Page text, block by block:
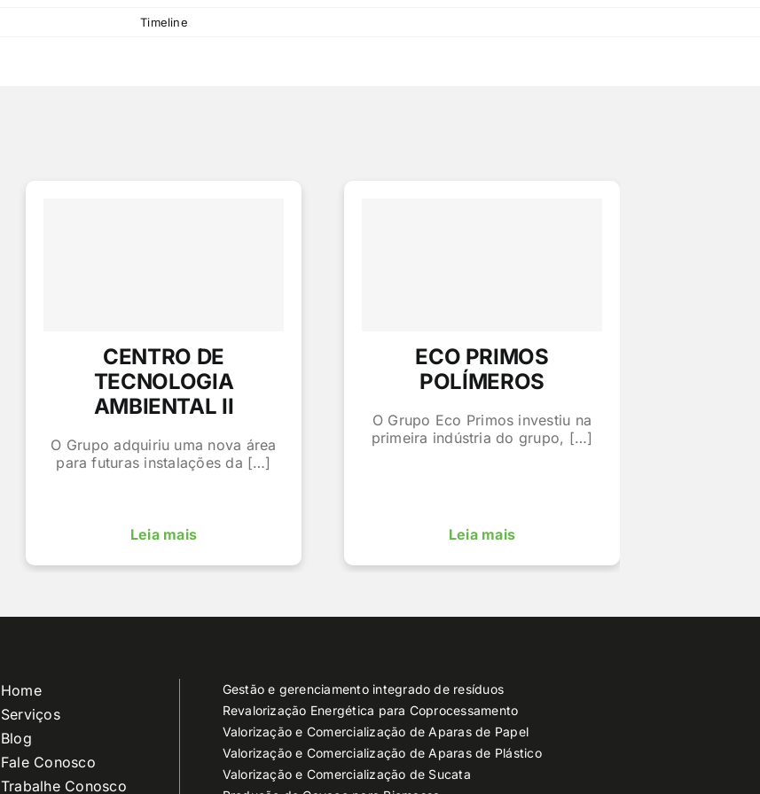
Timeline
CENTRO DE
TECNOLOGIA
AMBIENTAL II
O Grupo adquiriu uma nova área
para futuras instalações da […]
Leia mais
ECO PRIMOS
POLÍMEROS
O Grupo Eco Primos investiu na
primeira indústria do grupo, […]
Leia mais
Home
Serviços
Blog
Fale Conosco
Trabalhe Conosco
Gestão e gerenciamento integrado de resíduos
Revalorização Energética para Coprocessamento
Valorização e Comercialização de Aparas de Papel
Valorização e Comercialização de Aparas de Plástico
Valorização e Comercialização de Sucata